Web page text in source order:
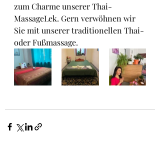
zum Charme unserer Thai-
MassageLek. Gern verwöhnen wir
Sie mit unserer traditionellen Thai-
oder Fußmassage.